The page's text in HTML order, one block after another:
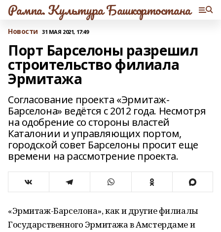
Рампа. Культура Башкортостана
Новости 31 МАЯ 2021, 17:49
Порт Барселоны разрешил
строительство филиала
Эрмитажа
Согласование проекта «Эрмитаж-
Барселона» ведётся с 2012 года. Несмотря
на одобрение со стороны властей
Каталонии и управляющих портом,
городской совет Барселоны просит еще
времени на рассмотрение проекта.
«Эрмитаж-Барселона», как и другие филиалы
Государственного Эрмитажа в Амстердаме и